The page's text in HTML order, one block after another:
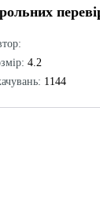
4.2
1144